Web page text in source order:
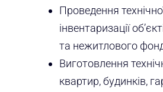
Проведення
інвентаризації
та нежитлового
Виготовлення
квартир, будинків,